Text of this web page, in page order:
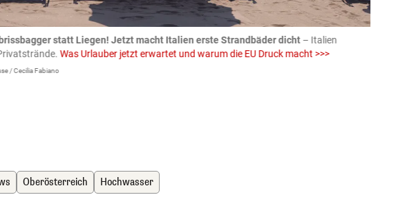
statt Liegen! Jetzt macht Italien erste Strandbäder dicht– Italien
Was Urlauber jetzt erwartet und warum die EU Druck macht >>>
/ Cecilia Fabiano
Oberösterreich Hochwasser